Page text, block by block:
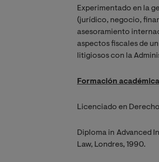
Experimentado en la
(jurídico, negocio,
asesoramiento
aspectos fiscales de
litigiosos con la
Formación académica
Licenciado en
Diploma in Advanced
Law, Londres, 1990.